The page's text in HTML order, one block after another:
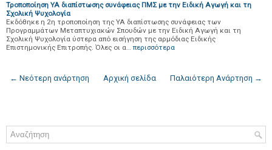
Τροποποίηση ΥΑ διαπίστωσης συνάφειας ΠΜΣ με την Ειδική Αγωγή και τη
Σχολική Ψυχολογία
Εκδόθηκε η 2η τροποποίηση της ΥΑ διαπίστωσης συνάφειας των
Προγραμμάτων Μεταπτυχιακών Σπουδών με την Ειδική Αγωγή και τη
Σχολική Ψυχολογία ύστερα από εισήγηση της αρμόδιας Ειδικής
Επιστημονικής Επιτροπής. Όλες οι α… περισσότερα
← Νεότερη ανάρτηση Παλαιότερη Ανάρτηση →
Αρχική σελίδα